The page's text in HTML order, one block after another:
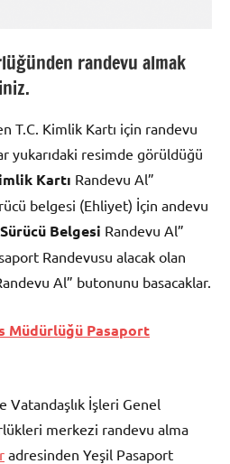
randevu almak
T.C. Kimlik Kartı için randevu
yukarıdaki resimde görüldüğü
Kartı Randevu Al”
belgesi (Ehliyet) İçin andevu
Sürücü Belgesi Randevu Al”
Randevusu alacak olan
Al” butonunu basacaklar.
Müdürlüğü Pasaport
Vatandaşlık İşleri Genel
merkezi randevu alma
adresinden Yeşil Pasaport